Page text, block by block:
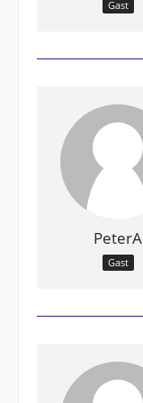
Gast
PeterA
Gast